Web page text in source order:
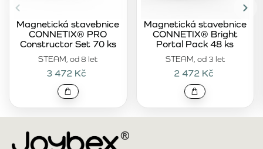
STEAM, od 8 let
Magnetická stavebnice
CONNETIX® PRO
Constructor Set 70 ks
3 472 Kč
STEAM, od 3 let
Magnetická stavebnice
CONNETIX® Bright
Portal Pack 48 ks
2 472 Kč